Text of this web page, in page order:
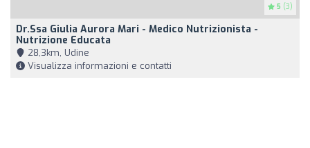
5 (3)
Dr.ssa Giulia Aurora Mari - Medico Nutrizionista -
Nutrizione Educata
28,3km, Udine
Visualizza informazioni e contatti